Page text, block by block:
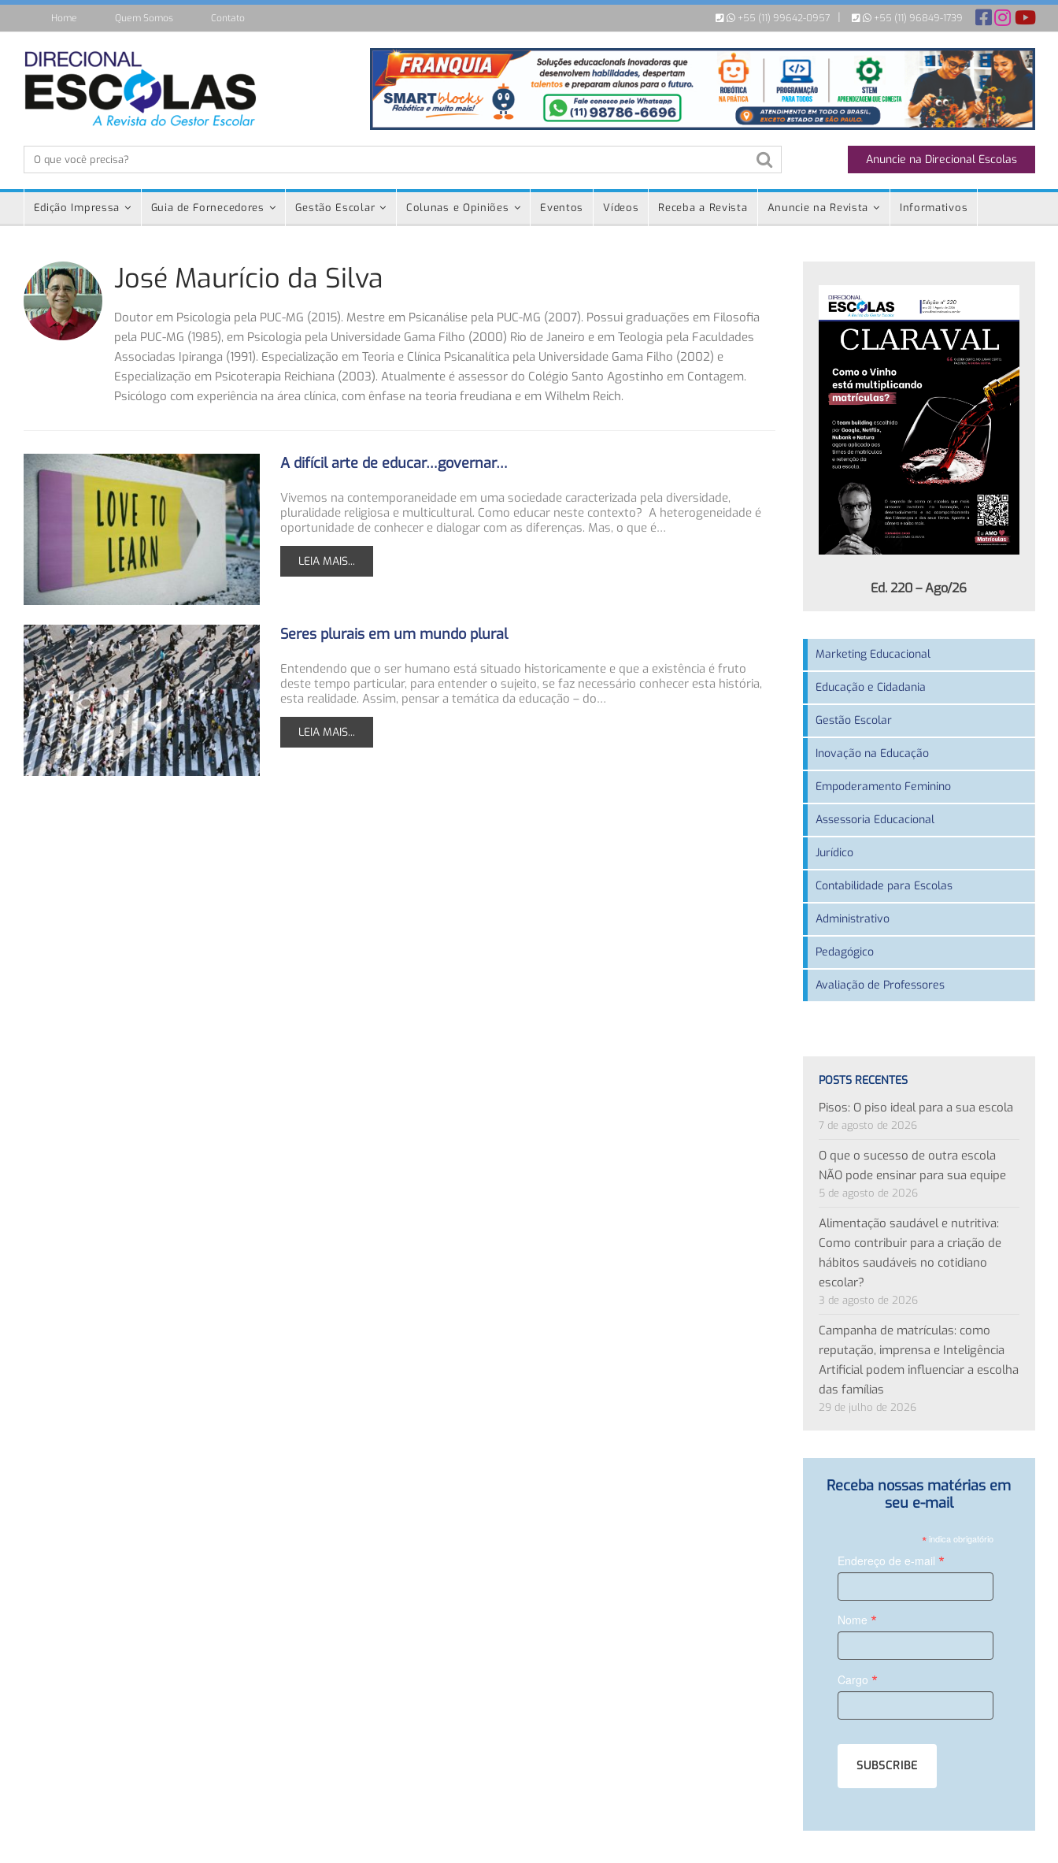
+55 (11) 99642-0957 +55 (11) 96849-1739
Home Quem Somos Contato
Anuncie na Direcional Escolas
Edição Impressa Guia de Fornecedores Gestão Escolar Colunas e Opiniões Eventos Vídeos Receba a Revista Anuncie na Revista Informativos
José Maurício da Silva
Doutor em Psicologia pela PUC-MG (2015). Mestre em Psicanálise pela PUC-MG (2007). Possui graduações em Filosofia
pela PUC-MG (1985), em Psicologia pela Universidade Gama Filho (2000) Rio de Janeiro e em Teologia pela Faculdades
Associadas Ipiranga (1991). Especialização em Teoria e Clínica Psicanalítica pela Universidade Gama Filho (2002) e
Especialização em Psicoterapia Reichiana (2003). Atualmente é assessor do Colégio Santo Agostinho em Contagem.
Psicólogo com experiência na área clínica, com ênfase na teoria freudiana e em Wilhelm Reich.
A difícil arte de educar…governar…
Vivemos na contemporaneidade em uma sociedade caracterizada pela diversidade,
pluralidade religiosa e multicultural. Como educar neste contexto? A heterogeneidade é
oportunidade de conhecer e dialogar com as diferenças. Mas, o que é…
LEIA MAIS...
Seres plurais em um mundo plural
Entendendo que o ser humano está situado historicamente e que a existência é fruto
deste tempo particular, para entender o sujeito, se faz necessário conhecer esta história,
esta realidade. Assim, pensar a temática da educação – do…
LEIA MAIS...
Ed. 220 – Ago/26
Marketing Educacional
Educação e Cidadania
Gestão Escolar
Inovação na Educação
Empoderamento Feminino
Assessoria Educacional
Jurídico
Contabilidade para Escolas
Administrativo
Pedagógico
Avaliação de Professores
POSTS RECENTES
Pisos: O piso ideal para a sua escola
7 de agosto de 2026
O que o sucesso de outra escola
NÃO pode ensinar para sua equipe
5 de agosto de 2026
Alimentação saudável e nutritiva:
Como contribuir para a criação de
hábitos saudáveis no cotidiano
escolar?
3 de agosto de 2026
Campanha de matrículas: como
reputação, imprensa e Inteligência
Artificial podem influenciar a escolha
das famílias
29 de julho de 2026
Receba nossas matérias em
seu e-mail
* indica obrigatório
Endereço de e-mail *
Nome *
Cargo *